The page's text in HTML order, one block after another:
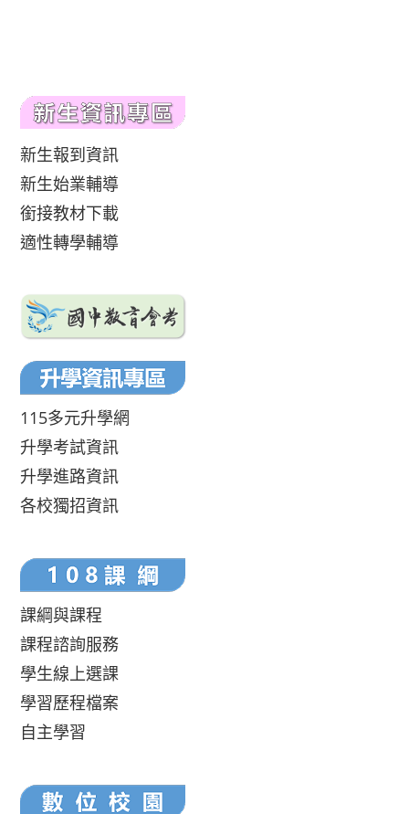
新生報到資訊
新生始業輔導
銜接教材下載
適性轉學輔導
115多元升學網
升學考試資訊
升學進路資訊
各校獨招資訊
課綱與課程
課程諮詢服務
學生線上選課
學習歷程檔案
自主學習